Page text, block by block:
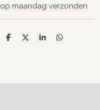
op maandag verzonden
D
D
S
D